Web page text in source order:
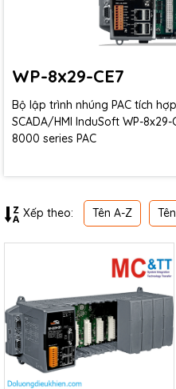
WP-8x29-CE7
Bộ lập trình nhúng PAC tích
SCADA/HMI InduSoft WP-
8000 series PAC
Xếp theo: Tên A-Z